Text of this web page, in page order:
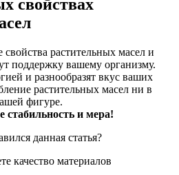
свойствах
растительных масел и
поддержку вашему организму.
и разнообразят вкус ваших
растительных масел ни в
фигуре.
стабильность и мера!
данная статья?
качество материалов